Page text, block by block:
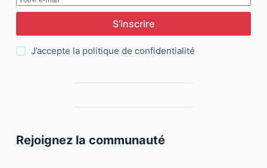
S’inscrire
J’accepte la politique de confidentialité
Rejoignez la communauté